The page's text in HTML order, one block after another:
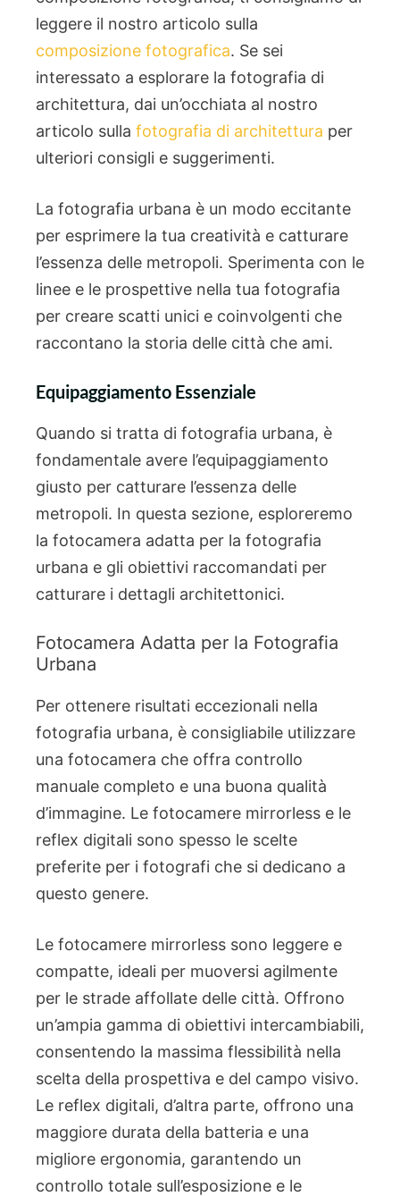
leggere il nostro articolo sulla
composizione fotografica. Se sei
interessato a esplorare la fotografia di
architettura, dai un’occhiata al nostro
articolo sulla fotografia di architettura per
ulteriori consigli e suggerimenti.
La fotografia urbana è un modo eccitante
per esprimere la tua creatività e catturare
l’essenza delle metropoli. Sperimenta con le
linee e le prospettive nella tua fotografia
per creare scatti unici e coinvolgenti che
raccontano la storia delle città che ami.
Equipaggiamento Essenziale
Quando si tratta di fotografia urbana, è
fondamentale avere l’equipaggiamento
giusto per catturare l’essenza delle
metropoli. In questa sezione, esploreremo
la fotocamera adatta per la fotografia
urbana e gli obiettivi raccomandati per
catturare i dettagli architettonici.
Fotocamera Adatta per la Fotografia
Urbana
Per ottenere risultati eccezionali nella
fotografia urbana, è consigliabile utilizzare
una fotocamera che offra controllo
manuale completo e una buona qualità
d’immagine. Le fotocamere mirrorless e le
reflex digitali sono spesso le scelte
preferite per i fotografi che si dedicano a
questo genere.
Le fotocamere mirrorless sono leggere e
compatte, ideali per muoversi agilmente
per le strade affollate delle città. Offrono
un’ampia gamma di obiettivi intercambiabili,
consentendo la massima flessibilità nella
scelta della prospettiva e del campo visivo.
Le reflex digitali, d’altra parte, offrono una
maggiore durata della batteria e una
migliore ergonomia, garantendo un
controllo totale sull’esposizione e le